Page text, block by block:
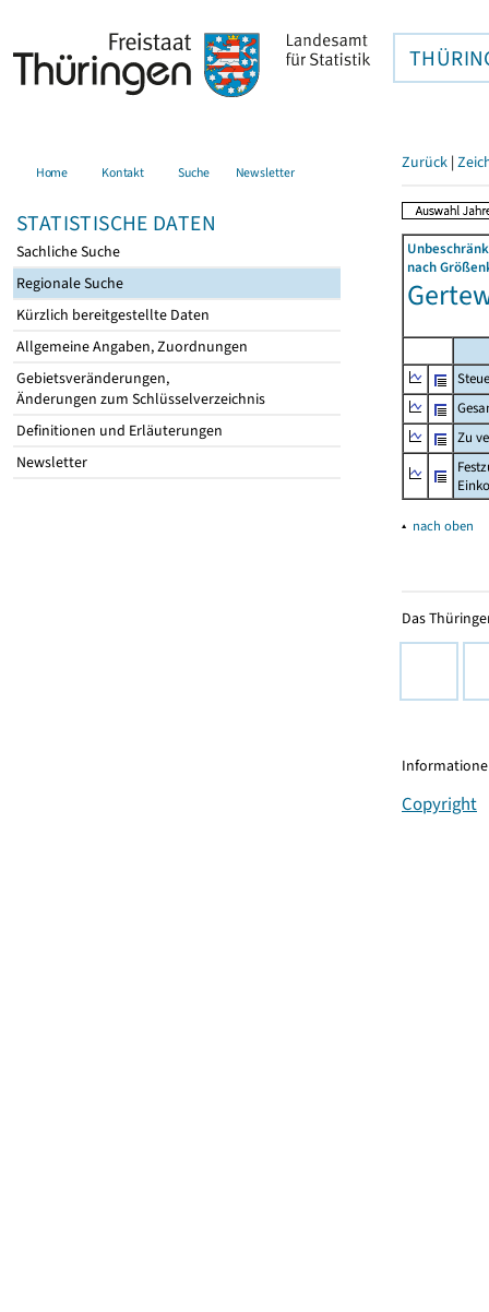
Home Kontakt Suche Newsletter
STATISTISCHE DATEN
Sachliche Suche
Regionale Suche
Kürzlich bereitgestellte Daten
Allgemeine Angaben, Zuordnungen
Gebietsveränderungen,
Änderungen zum Schlüsselverzeichnis
Definitionen und Erläuterungen
Newsletter
Zurück |
nach
Zu
▴ nach oben
Das
Copyright